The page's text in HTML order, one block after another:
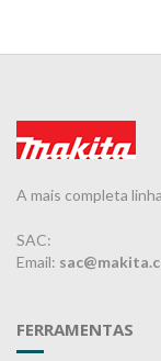
A mais completa
SAC:
Email:
FERRAMENTAS